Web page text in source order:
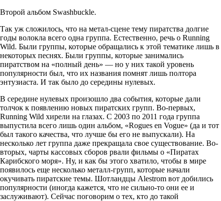
Noose
(2009)
Второй альбом Swashbuckle.
Так уж сложилось, что на метал-сцене тему пиратства долгие
годы волокла всего одна группа. Естественно, речь о Running
Wild. Были группы, которые обращались к этой тематике лишь в
некоторых песнях. Были группы, которые занимались
пиратством на «полный день» — но у них такой уровень
популярности был, что их названия помнят лишь полтора
энтузиаста. И так было до середины нулевых.
В середине нулевых произошло два события, которые дали
толчок к появлению новых пиратских групп. Во-первых,
Running Wild хирели на глазах. С 2003 по 2011 года группа
выпустила всего лишь один альбом, «Rogues en Vogue» (да и тот
был такого качества, что лучше бы его не выпускали). На
несколько лет группа даже прекращала свое существование. Во-
вторых, чарты кассовых сборов рвали фильмы о «Пиратах
Карибского моря». Ну, и как бы этого хватило, чтобы в мире
появилось еще несколько металл-групп, которые начали
окучивать пиратские темы. Шотландцы Alestrom вот добились
популярности (иногда кажется, что не сильно-то они ее и
заслуживают). Сейчас поговорим о тех, кто до такой